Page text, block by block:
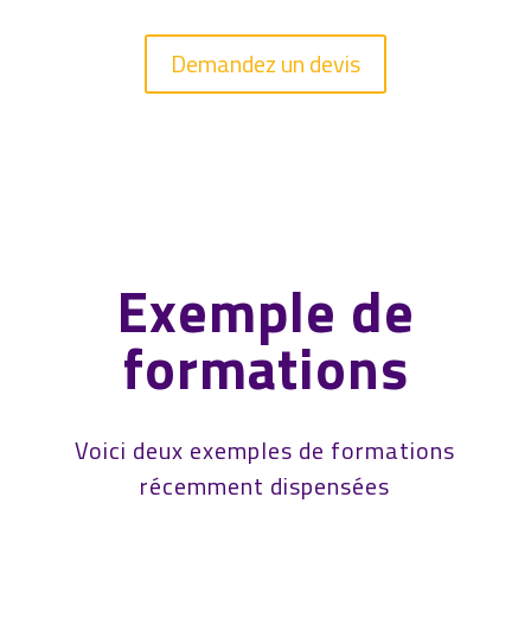
Demandez un devis
Exemple de
formations
Voici deux exemples de formations
récemment dispensées